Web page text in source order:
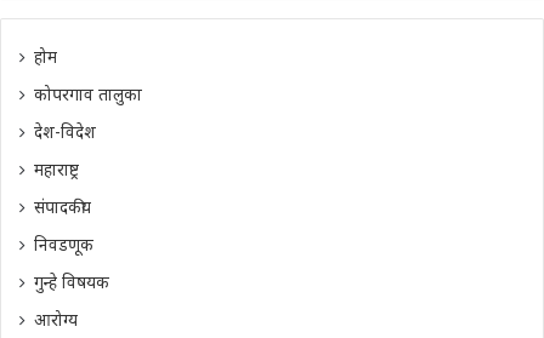
होम
कोपरगाव तालुका
देश-विदेश
महाराष्ट्र
संपादकीय
निवडणूक
गुन्हे विषयक
आरोग्य